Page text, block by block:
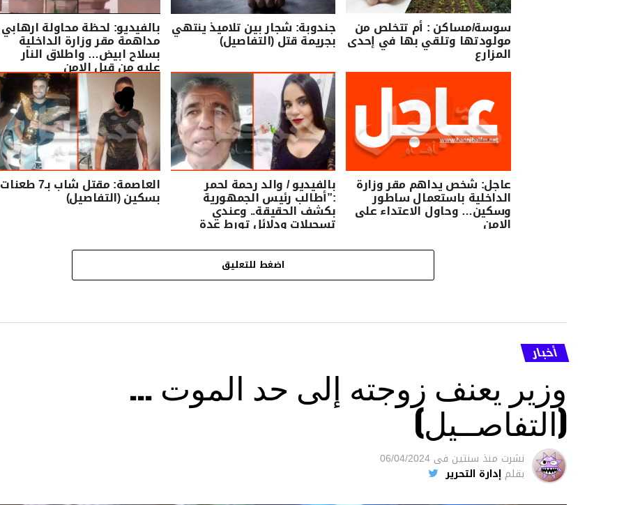
سوسة/مساكن : أم تتخلص من
مولودتها وتلقي بها في إحدى
المزارع
جندوبة: شجار بين تلاميذ ينتهي
بجريمة قتل (التفاصيل)
بالفيديو: لحظة محاولة ارهابي
مداهمة مقر وزارة الداخلية
بسلاح ابيض… واطلاق النار
عليه من قبل الامن
عاجل: شخص يداهم مقر وزارة
الداخلية باستعمال ساطور
وسكين… وحاول الاعتداء على
الامن
بالفيديو / والد رحمة لحمر
:”أطالب رئيس الجمهورية
بكشف الحقيقة.. وعندي
تسجيلات ودلائل تورط عدة
العاصمة: مقتل شاب بـ7 طعنات
بسكين (التفاصيل)
اضغط للتعليق
أخبار
وزير يعنف زوجته إلى حد الموت …
(التفاصــيل)
نشرت منذ سنتين فى 06/04/2024
بقلم إدارة التحرير